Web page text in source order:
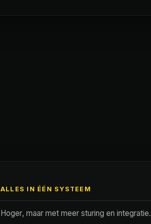
ALLES IN ÉÉN SYSTEEM
Hoger, maar met meer sturing en integratie.